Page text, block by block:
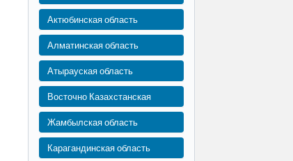
Актюбинская область
Алматинская область
Атырауская область
Восточно Казахстанская
Жамбылская область
Карагандинская область